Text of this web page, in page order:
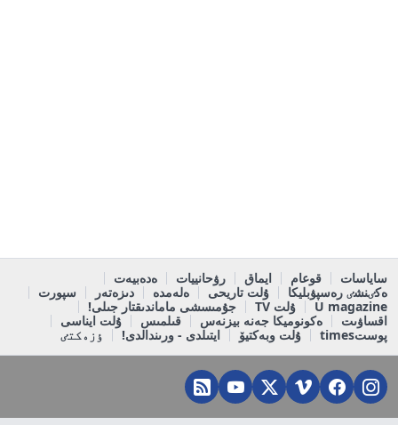
ساياسات قوعام ايماق رۋحانييات
ەدەبيەت
ەكٸنشٸ رەسپۋبليكا
ۇلت تاريحى ەلەمدە دىزەتەر
سپورت
U magazine
ۇلت TV
جۇمىسشى ماماندىقتار جىلى!
اقساۋىت
ەكونوميكا جەنە بيزنەس قىلمىس
ۇلت ايناسى
پوستtimes
ۇلت وبەكتيۆ ايتىلدى - ورىندالدى! ٶزەكتٸ